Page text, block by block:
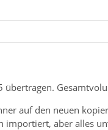
auf den neuen
importiert, aber alles